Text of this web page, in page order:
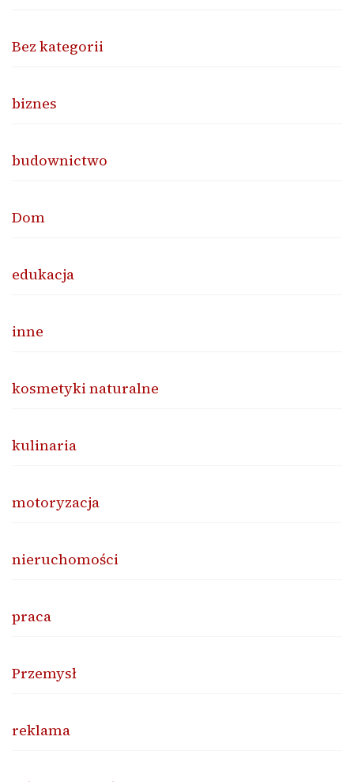
Bez kategorii
biznes
budownictwo
Dom
edukacja
inne
kosmetyki naturalne
kulinaria
motoryzacja
nieruchomości
praca
Przemysł
reklama